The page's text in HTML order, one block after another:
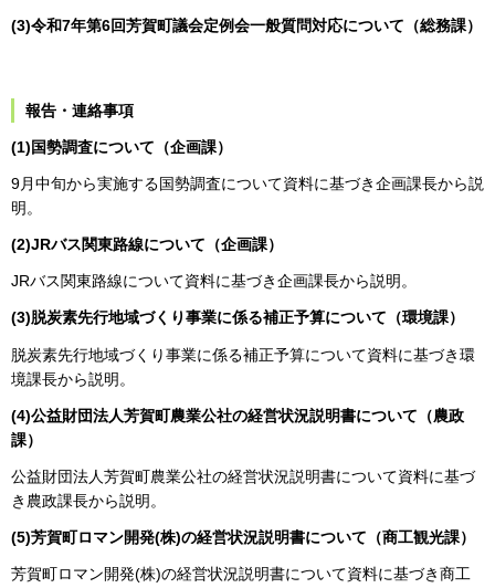
(3)令和7年第6回芳賀町議会定例会一般質問対応について（総務課）
報告・連絡事項
(1)国勢調査について（企画課）
9月中旬から実施する国勢調査について資料に基づき企画課長から説
明。
(2)JRバス関東路線について（企画課）
JRバス関東路線について資料に基づき企画課長から説明。
(3)脱炭素先行地域づくり事業に係る補正予算について（環境課）
脱炭素先行地域づくり事業に係る補正予算について資料に基づき環
境課長から説明。
(4)公益財団法人芳賀町農業公社の経営状況説明書について（農政
課）
公益財団法人芳賀町農業公社の経営状況説明書について資料に基づ
き農政課長から説明。
(5)芳賀町ロマン開発(株)の経営状況説明書について（商工観光課）
芳賀町ロマン開発(株)の経営状況説明書について資料に基づき商工